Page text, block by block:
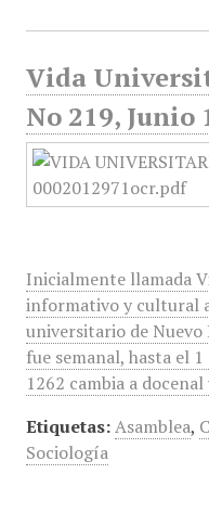
Vida
No 219, Junio
Inicialmente llamada
informativo y cultural
universitario de
fue semanal, hasta el
1262 cambia a
Etiquetas: Asamblea,
Sociología